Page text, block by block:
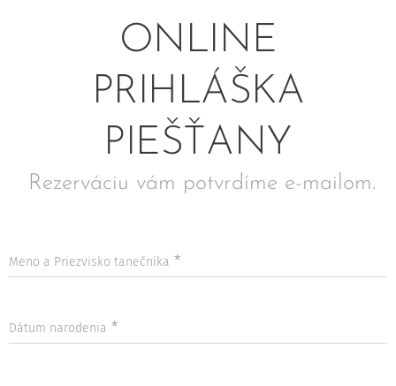
ONLINE
PRIHLÁŠKA
PIEŠŤANY
Rezerváciu vám potvrdíme e-mailom.
Meno a Priezvisko tanečníka
Dátum narodenia